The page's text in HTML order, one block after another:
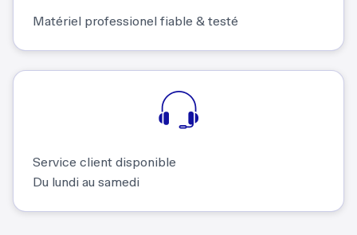
Matériel professionel fiable & testé
Service client disponible
Du lundi au samedi